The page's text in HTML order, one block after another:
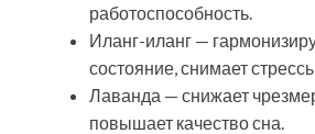
работоспособность.
Иланг-иланг —
состояние, снимает
Лаванда — снижает
повышает качество сна.